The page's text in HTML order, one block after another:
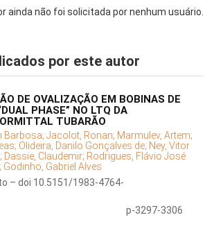
ainda não foi solicitada por nenhum usuário.
por este autor
DE OVALIZAÇÃO EM BOBINAS DE
PHASE” NO LTQ DA
TUBARÃO
Barbosa; Jacolot, Ronan; Marmulev, Artem;
Olideira, Danilo Gonçalves de; Ney, Vitor
Dassie, Claudemir; Rodrigues, Flávio José
Godinho, Gabriel Alves
– doi 10.5151/1983-4764-
p-3297-3306